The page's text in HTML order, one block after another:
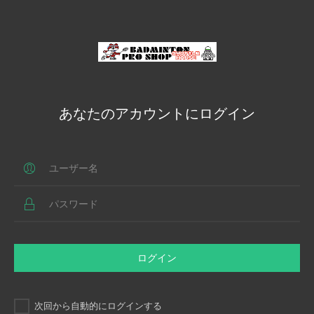
あなたのアカウントにログイン
ログイン
次回から自動的にログインする